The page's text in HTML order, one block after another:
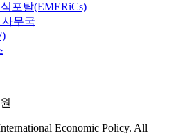
포탈(EMERiCs)
무국
Economic Policy. All